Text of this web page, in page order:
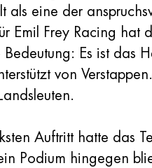
als eine der
Emil Frey Racing
Es ist das
von
Auftritt hatte das
Podium hingegen